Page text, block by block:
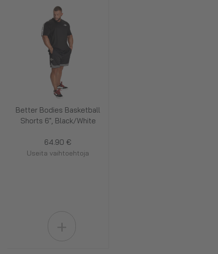
Better Bodies Basketball
Shorts 6", Black/White
64.90 €
Useita vaihtoehtoja